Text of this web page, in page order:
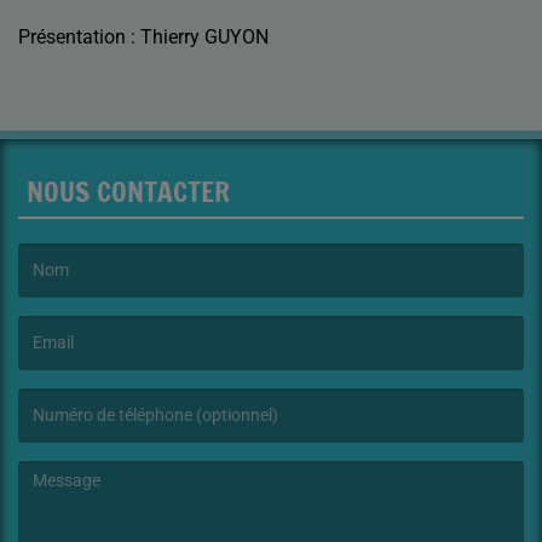
Présentation : Thierry GUYON
NOUS CONTACTER